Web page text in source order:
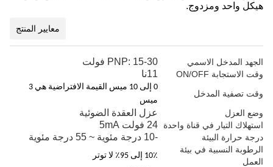
هيكل واحد ومزدوج.
معايير المنتج
الجهد المدخل الاسمي PNP: 15-30 فولت
وقت الاستجابة ON/OFF 11نا
وقت تصفية المدخل
0 إلى 10 ميس القيمة الافتراضية هي 3
ميس
وضع العزل عزل العقدة الضوئية
استهلاك التيار في قناة واحدة 24 فولت 5mA
درجة حرارة البيئة
الرطوبة النسبية في بيئة
العمل
10٪ إلى 95٪ لا توتر